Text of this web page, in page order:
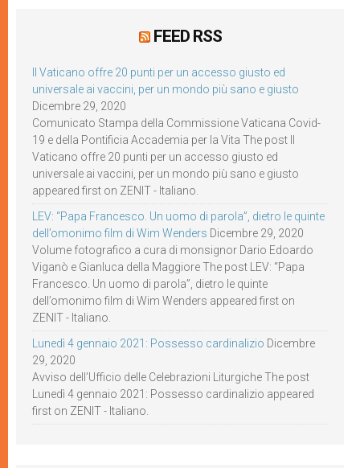
FEED RSS
Il Vaticano offre 20 punti per un accesso giusto ed
universale ai vaccini, per un mondo più sano e giusto
Dicembre 29, 2020
Comunicato Stampa della Commissione Vaticana Covid-
19 e della Pontificia Accademia per la Vita The post Il
Vaticano offre 20 punti per un accesso giusto ed
universale ai vaccini, per un mondo più sano e giusto
appeared first on ZENIT - Italiano.
LEV: “Papa Francesco. Un uomo di parola”, dietro le quinte
dell’omonimo film di Wim Wenders Dicembre 29, 2020
Volume fotografico a cura di monsignor Dario Edoardo
Viganò e Gianluca della Maggiore The post LEV: “Papa
Francesco. Un uomo di parola”, dietro le quinte
dell’omonimo film di Wim Wenders appeared first on
ZENIT - Italiano.
Lunedì 4 gennaio 2021: Possesso cardinalizio Dicembre
29, 2020
Avviso dell’Ufficio delle Celebrazioni Liturgiche The post
Lunedì 4 gennaio 2021: Possesso cardinalizio appeared
first on ZENIT - Italiano.